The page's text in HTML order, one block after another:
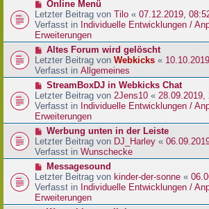
r
a
g
B
e
i
t
a
g
N
e
u
e
r
B
e
i
r
a
g
Online Menü
Letzter Beitrag von Tilo « 07.12.2019,
Verfasst in Individuelle Entwicklungen /
Erweiterungen
N
e
u
e
r
B
e
i
r
a
g
Altes Forum wird gelöscht
Letzter Beitrag von Webkicks «
Verfasst in Allgemeines
N
e
u
e
r
B
e
i
r
a
g
StreamBoxDJ in Webkicks Chat
Letzter Beitrag von 2Jens10 « 28.09.2019,
Verfasst in Individuelle Entwicklungen /
Erweiterungen
N
e
u
e
r
B
e
i
Werbung unten in der Leiste
Letzter Beitrag von DJ_Harley «
Verfasst in Wunschecke
N
e
u
e
Messagesound
Letzter Beitrag von kinder-der-sonne «
Verfasst in Individuelle Entwicklungen /
Erweiterungen